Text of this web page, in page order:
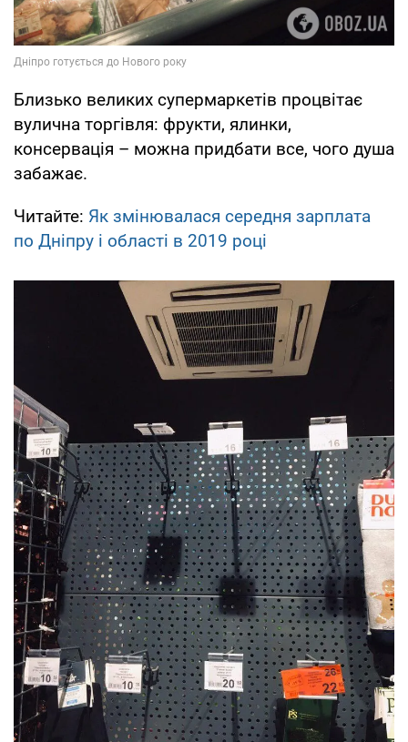
Близько великих супермаркетів процвітає
вулична торгівля: фрукти, ялинки,
консервація – можна придбати все, чого душа
забажає.
Читайте: Як змінювалася середня зарплата
по Дніпру і області в 2019 році